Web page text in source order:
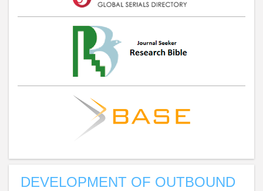
DEVELOPMENT OF OUTBOUND